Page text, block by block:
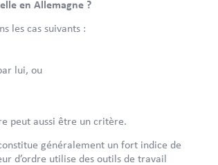
en Allemagne ?
les cas suivants :
lui, ou
peut aussi être un critère.
généralement un fort indice de
d’ordre utilise des outils de travail